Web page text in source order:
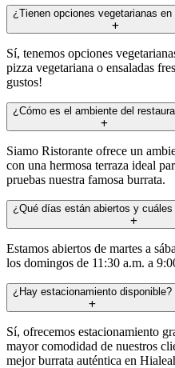
¿Tienen opciones vegetarianas en
Sí, tenemos opciones
pizza vegetariana o ensaladas
gustos!
¿Cómo es el ambiente del
Siamo Ristorante ofrece un
con una hermosa terraza ideal
pruebas nuestra famosa burrata.
¿Qué días están abiertos y
Estamos abiertos de martes a
los domingos de 11:30 a.m. a
¿Hay estacionamiento disponible?
Sí, ofrecemos estacionamiento
mayor comodidad de nuestros
mejor burrata auténtica en